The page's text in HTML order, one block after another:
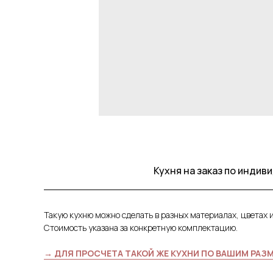
Кухня на заказ по
Такую кухню можно сделать в разных материалах,
Стоимость указана за конкретную комплектацию.
→ ДЛЯ ПРОСЧЕТА ТАКОЙ ЖЕ КУХНИ ПО ВАШИМ